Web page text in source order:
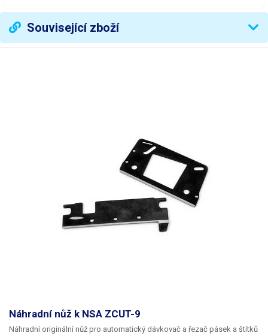
Související zboží
Náhradní nůž k NSA ZCUT-9
Náhradní originální nůž pro automatický dávkovač a řezač pásek a štítků